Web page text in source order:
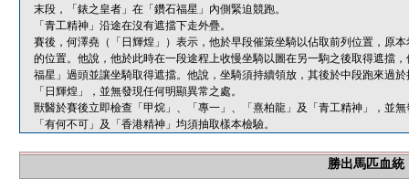
末段，「錶之皇者」在「鑽石福星」內側緊迫競跑。
「青工精神」沿途在沒有遮擋下走外疊。
賽後，何澤堯（「日輝煌」）表示，他於早段催策坐騎以佔取前列位置，原
的位置。他說，他於此時在一段途程上收慢坐騎以圖在另一駒之後取得遮擋
福星」過頭並讓坐騎取得遮擋。他說，坐騎須持續領放，其後於中段跑來過
「日輝煌」，並無發現任何明顯異常之處。
獸醫於賽後立即檢查「甲烷」、「專一」、「熹柏龍」及「青工精神」，並
「有何不可」及「香港精神」均須抽取樣本檢驗。
勝出馬匹血統